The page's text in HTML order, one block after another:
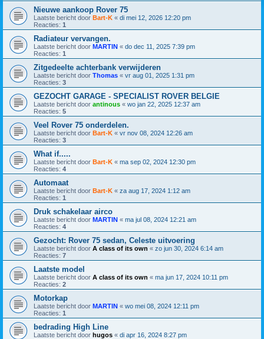
Nieuwe aankoop Rover 75
Laatste bericht door Bart-K « di mei 12, 2026 12:20 pm
Reacties: 1
Radiateur vervangen.
Laatste bericht door MARTIN « do dec 11, 2025 7:39 pm
Reacties: 1
Zitgedeelte achterbank verwijderen
Laatste bericht door Thomas « vr aug 01, 2025 1:31 pm
Reacties: 3
GEZOCHT GARAGE - SPECIALIST ROVER BELGIE
Laatste bericht door antinous « wo jan 22, 2025 12:37 am
Reacties: 5
Veel Rover 75 onderdelen.
Laatste bericht door Bart-K « vr nov 08, 2024 12:26 am
Reacties: 3
What if.....
Laatste bericht door Bart-K « ma sep 02, 2024 12:30 pm
Reacties: 4
Automaat
Laatste bericht door Bart-K « za aug 17, 2024 1:12 am
Reacties: 1
Druk schakelaar airco
Laatste bericht door MARTIN « ma jul 08, 2024 12:21 am
Reacties: 4
Gezocht: Rover 75 sedan, Celeste uitvoering
Laatste bericht door A class of its own « zo jun 30, 2024 6:14 am
Reacties: 7
Laatste model
Laatste bericht door A class of its own « ma jun 17, 2024 10:11 pm
Reacties: 2
Motorkap
Laatste bericht door MARTIN « wo mei 08, 2024 12:11 pm
Reacties: 1
bedrading High Line
Laatste bericht door hugos « di apr 16, 2024 8:27 pm